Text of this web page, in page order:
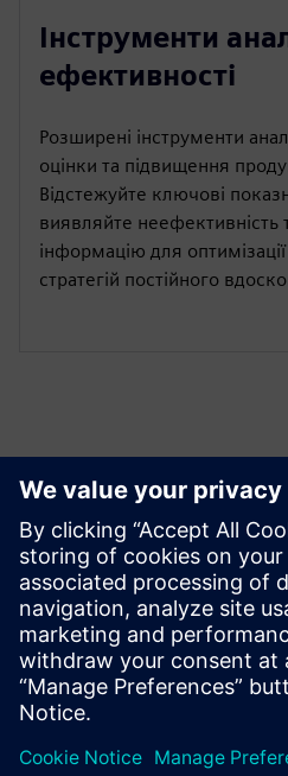
Інструменти
ефективності
Розширені інструменти
оцінки та підвищення
Відстежуйте ключові
виявляйте неефективність
інформацію для
стратегій постійного
Ресурси й
продукти
Додаткова
Masmec - Промисловий IoT